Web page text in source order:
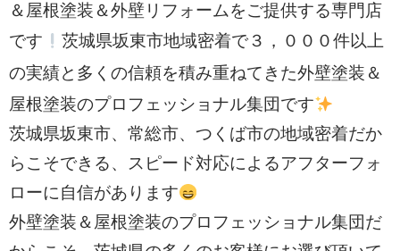
＆屋根塗装＆外壁リフォームをご提供する専門店
です
茨城県坂東市地域密着で３，０００件以上
の実績と多く の信頼を積み重ねてきた外壁塗装＆
屋根塗装のプロフェッショナル集団です
茨城県坂東市、常総市、つくば市の地域密着だか
らこそできる、スピード対応によるアフターフォ
ローに自信があります
外壁塗装＆屋根塗装のプロフェッショナル集団だ